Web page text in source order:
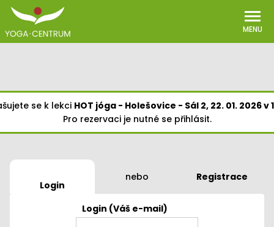
MENU
se k lekci HOT jóga - Holešovice - Sál 2, 22. 01. 2026 v
Pro rezervaci je nutné se přihlásit.
Login
nebo Registrace
Login (Váš e-mail)